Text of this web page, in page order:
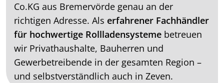
Co.KG aus Bremervörde genau an der
richtigen Adresse. Als erfahrener Fachhändler
für hochwertige Rollladensysteme betreuen
wir Privathaushalte, Bauherren und
Gewerbetreibende in der gesamten Region –
und selbstverständlich auch in Zeven.